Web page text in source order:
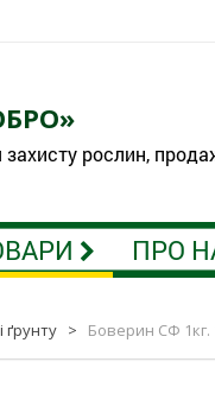
рослин,
ПРО
> Боверин СФ 1кг.